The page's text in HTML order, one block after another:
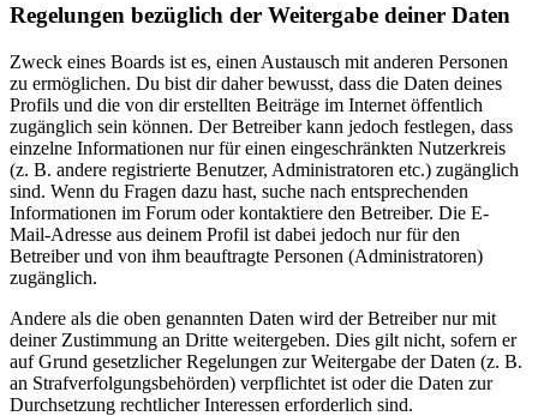
Regelungen bezüglich der Weitergabe deiner Daten
Zweck eines Boards ist es, einen Austausch mit anderen Personen
zu ermöglichen. Du bist dir daher bewusst, dass die Daten deines
Profils und die von dir erstellten Beiträge im Internet öffentlich
zugänglich sein können. Der Betreiber kann jedoch festlegen, dass
einzelne Informationen nur für einen eingeschränkten Nutzerkreis
(z. B. andere registrierte Benutzer, Administratoren etc.) zugänglich
sind. Wenn du Fragen dazu hast, suche nach entsprechenden
Informationen im Forum oder kontaktiere den Betreiber. Die E-
Mail-Adresse aus deinem Profil ist dabei jedoch nur für den
Betreiber und von ihm beauftragte Personen (Administratoren)
zugänglich.
Andere als die oben genannten Daten wird der Betreiber nur mit
deiner Zustimmung an Dritte weitergeben. Dies gilt nicht, sofern er
auf Grund gesetzlicher Regelungen zur Weitergabe der Daten (z. B.
an Strafverfolgungsbehörden) verpflichtet ist oder die Daten zur
Durchsetzung rechtlicher Interessen erforderlich sind.